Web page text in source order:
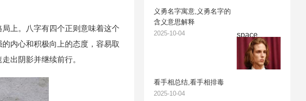
上。八字有四个正则意味着这个
内心和积极向上的态度，容易取
出阴影并继续前行。
space
义勇名字寓意,义勇名字的
含义意思解释
2025-10-04
看手相总结,看手相排毒
2025-10-04